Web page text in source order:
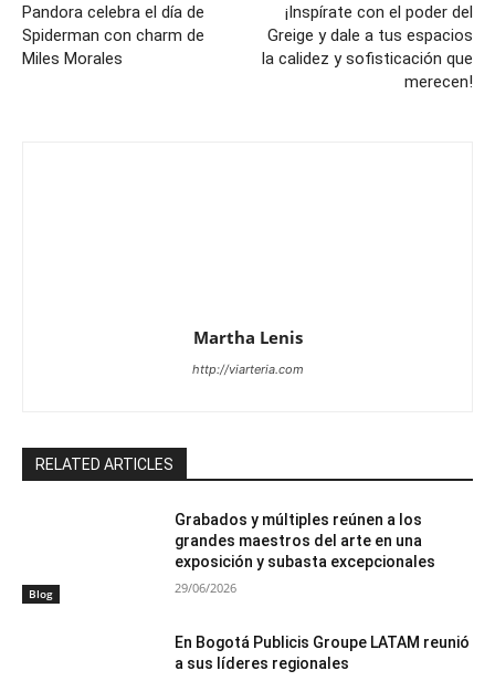
Pandora celebra el día de
Spiderman con charm de
Miles Morales
¡Inspírate con el poder del
Greige y dale a tus espacios
la calidez y sofisticación que
merecen!
Martha Lenis
http://viarteria.com
RELATED ARTICLES
Blog
Grabados y múltiples reúnen a los
grandes maestros del arte en una
exposición y subasta excepcionales
29/06/2026
En Bogotá Publicis Groupe LATAM reunió
a sus líderes regionales